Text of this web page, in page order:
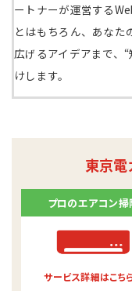
ートナーが運営する
とはもちろん、あなた
広げるアイデアまで、
けします。
東京電
プロのエアコン掃
サービス詳細はこち